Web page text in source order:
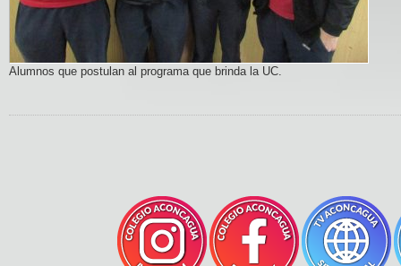
Alumnos que postulan al programa que brinda la UC.